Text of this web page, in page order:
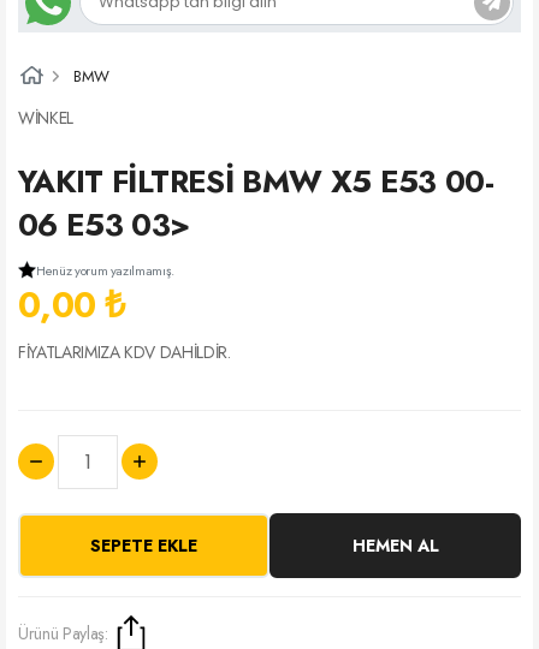
BMW
WİNKEL
YAKIT FİLTRESİ BMW X5 E53 00-
06 E53 03>
Henüz yorum yazılmamış.
0,00 ₺
FİYATLARIMIZA KDV DAHİLDİR.
SEPETE EKLE HEMEN AL
Ürünü Paylaş: